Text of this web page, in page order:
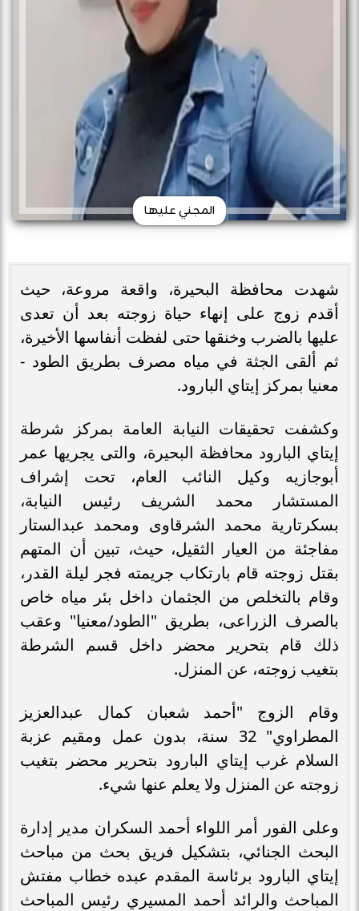
المجني عليها
شهدت محافظة البحيرة، واقعة مروعة، حيث
أقدم زوج على إنهاء حياة زوجته بعد أن تعدى
عليها بالضرب وخنقها حتى لفظت أنفاسها الأخيرة،
ثم ألقى الجثة في مياه مصرف بطريق الطود -
معنيا بمركز إيتاي البارود.
وكشفت تحقيقات النيابة العامة بمركز شرطة
إيتاي البارود محافظة البحيرة، والتى يجريها عمر
أبوجازيه وكيل النائب العام، تحت إشراف
المستشار محمد الشريف رئيس النيابة،
بسكرتارية محمد الشرقاوى ومحمد عبدالستار
مفاجئة من العيار الثقيل، حيث، تبين أن المتهم
بقتل زوجته قام بارتكاب جريمته فجر ليلة القدر،
وقام بالتخلص من الجثمان داخل بئر مياه خاص
بالصرف الزراعى، بطريق "الطود/معنيا" وعقب
ذلك قام بتحرير محضر داخل قسم الشرطة
بتغيب زوجته، عن المنزل.
وقام الزوج "أحمد شعبان كمال عبدالعزيز
المطراوي" 32 سنة، بدون عمل ومقيم عزبة
السلام غرب إيتاي البارود بتحرير محضر بتغيب
زوجته عن المنزل ولا يعلم عنها شيء.
وعلى الفور أمر اللواء أحمد السكران مدير إدارة
البحث الجنائي، بتشكيل فريق بحث من مباحث
إيتاي البارود برئاسة المقدم عبده خطاب مفتش
المباحث والرائد أحمد المسيري رئيس المباحث